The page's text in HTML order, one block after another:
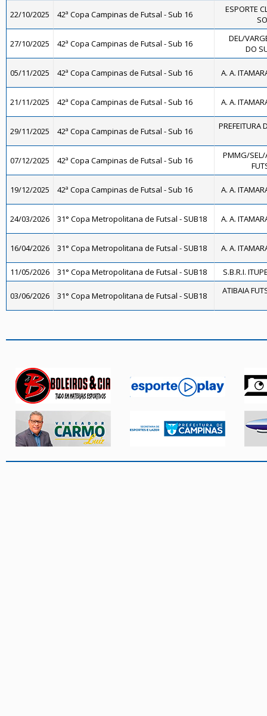
22/10/2025 42ª Copa Campinas de Futsal - Sub 16
ESPORTE
27/10/2025 42ª Copa Campinas de Futsal - Sub 16
DEL/
DO
05/11/2025 42ª Copa Campinas de Futsal - Sub 16 A. A.
21/11/2025 42ª Copa Campinas de Futsal - Sub 16 A. A.
29/11/2025 42ª Copa Campinas de Futsal - Sub 16 PREFEITURA
07/12/2025 42ª Copa Campinas de Futsal - Sub 16
PMMG/
19/12/2025 42ª Copa Campinas de Futsal - Sub 16 A. A.
24/03/2026 31° Copa Metropolitana de Futsal - SUB18 A. A.
16/04/2026 31° Copa Metropolitana de Futsal - SUB18 A. A.
11/05/2026 31° Copa Metropolitana de Futsal - SUB18 S.B.R.I.
03/06/2026 31° Copa Metropolitana de Futsal - SUB18 ATIBAIA